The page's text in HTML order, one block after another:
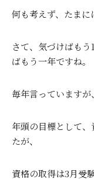
何も考えず、たまに
さて、気づけばも
ばもう一年ですね。
毎年言っていますが
年頭の目標として
たが、
資格の取得は3月受